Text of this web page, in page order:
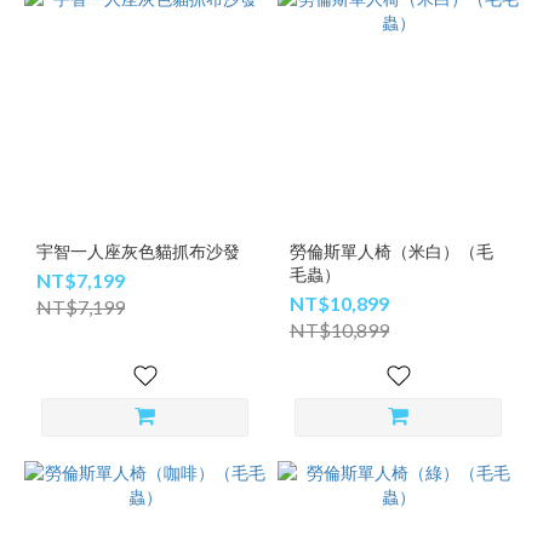
宇智一人座灰色貓抓布沙發
NT$7,199
NT$7,199
勞倫斯單人椅（米白）（毛
毛蟲）
NT$10,899
NT$10,899